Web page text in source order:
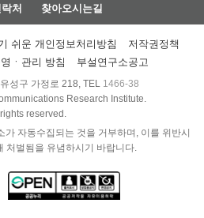
처 찾아오시는길
쉬운 개인정보처리방침
저작권정책
ㆍ관리 방침
부설연구소공고
성구 가정로 218, TEL 1466-38
Research Institute.
reserved.
자동수집되는 것을 거부하며, 이를 위반시
처벌됨을 유념하시기 바랍니다.